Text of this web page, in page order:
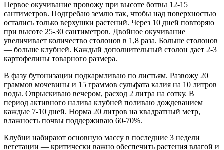
Первое окучивание провожу при высоте ботвы 12-15
сантиметров. Подгребаю землю так, чтобы над поверхностью
остались только верхушки растений. Через 10 дней повторяю
при высоте 25-30 сантиметров. Двойное окучивание
увеличивает количество столонов в 1,8 раза. Больше столонов
— больше клубней. Каждый дополнительный столон дает 2-3
картофелины товарного размера.
В фазу бутонизации подкармливаю по листьям. Развожу 20
граммов мочевины и 15 граммов сульфата калия на 10 литров
воды. Опрыскиваю вечером, расход 2 литра на сотку. В
период активного налива клубней поливаю дождеванием
каждые 7-10 дней. Норма 20 литров на квадратный метр,
влажность почвы поддерживаю 60-70%.
Клубни набирают основную массу в последние 3 недели
вегетации — критически важно обеспечить растения влагой и